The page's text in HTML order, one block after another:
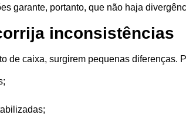
garante, portanto, que não haja
inconsistências
de caixa, surgirem pequenas